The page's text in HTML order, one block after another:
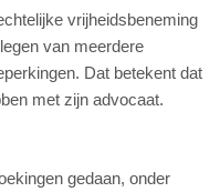
vrijheidsbeneming
van meerdere
Dat betekent dat
met zijn advocaat.
gedaan, onder